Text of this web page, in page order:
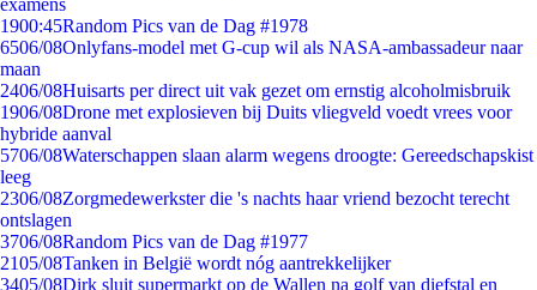
examens
1900:45Random Pics van de Dag #1978
6506/08Onlyfans-model met G-cup wil als NASA-ambassadeur naar
maan
2406/08Huisarts per direct uit vak gezet om ernstig alcoholmisbruik
1906/08Drone met explosieven bij Duits vliegveld voedt vrees voor
hybride aanval
5706/08Waterschappen slaan alarm wegens droogte: Gereedschapskist
leeg
2306/08Zorgmedewerkster die 's nachts haar vriend bezocht terecht
ontslagen
3706/08Random Pics van de Dag #1977
2105/08Tanken in België wordt nóg aantrekkelijker
3405/08Dirk sluit supermarkt op de Wallen na golf van diefstal en